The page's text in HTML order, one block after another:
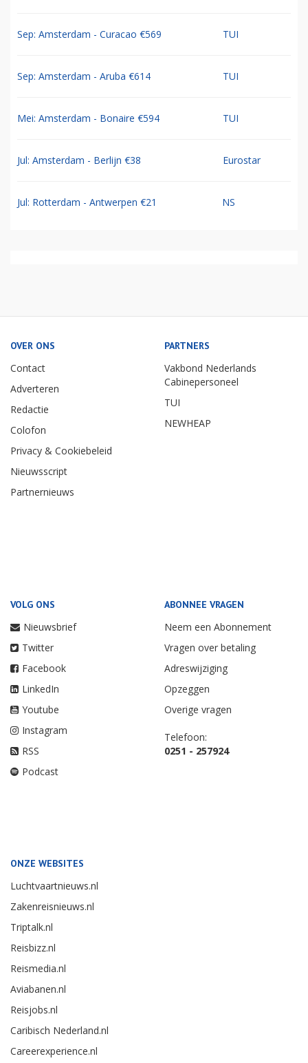
Sep: Amsterdam - Curacao €569 TUI
Sep: Amsterdam - Aruba €614 TUI
Mei: Amsterdam - Bonaire €594 TUI
Jul: Amsterdam - Berlijn €38 Eurostar
Jul: Rotterdam - Antwerpen €21 NS
OVER ONS
Contact
Adverteren
Redactie
Colofon
Privacy & Cookiebeleid
Nieuwsscript
Partnernieuws
PARTNERS
Vakbond Nederlands
Cabinepersoneel
TUI
NEWHEAP
VOLG ONS
Nieuwsbrief
Twitter
Facebook
LinkedIn
Youtube
Instagram
RSS
Podcast
ABONNEE VRAGEN
Neem een Abonnement
Vragen over betaling
Adreswijziging
Opzeggen
Overige vragen
Telefoon:
0251 - 257924
ONZE WEBSITES
Luchtvaartnieuws.nl
Zakenreisnieuws.nl
Triptalk.nl
Reisbizz.nl
Reismedia.nl
Aviabanen.nl
Reisjobs.nl
Caribisch Nederland.nl
Careerexperience.nl